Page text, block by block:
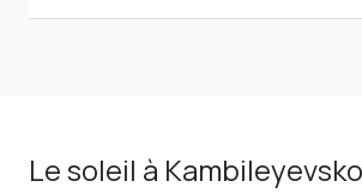
Le soleil à